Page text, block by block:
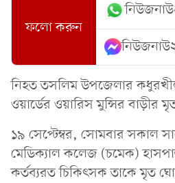
ফলো করুন
নিহত তসলিম উপজেলার
ওয়ার্ডের ওয়ারিস মুন্সির বাড়ীর
১৯ সেপ্টেম্বর, সোমবার সকাল
মেডিক্যাল কলেজ (চমেক)
কর্তব্যরত চিকিৎসক তাকে মৃত